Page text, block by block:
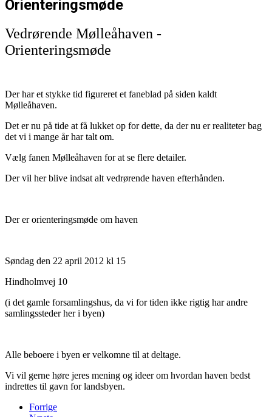
Orienteringsmøde
Vedrørende Mølleåhaven -
Orienteringsmøde
Der har et stykke tid figureret et faneblad på siden kaldt
Mølleåhaven.
Det er nu på tide at få lukket op for dette, da der nu er realiteter bag
det vi i mange år har talt om.
Vælg fanen Mølleåhaven for at se flere detailer.
Der vil her blive indsat alt vedrørende haven efterhånden.
Der er orienteringsmøde om haven
Søndag den 22 april 2012 kl 15
Hindholmvej 10
(i det gamle forsamlingshus, da vi for tiden ikke rigtig har andre
samlingssteder her i byen)
Alle beboere i byen er velkomne til at deltage.
Vi vil gerne høre jeres mening og ideer om hvordan haven bedst
indrettes til gavn for landsbyen.
Forrige